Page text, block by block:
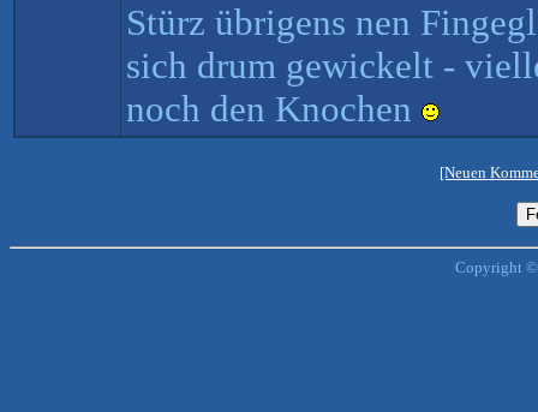
Stürz übrigens nen
sich drum gewickelt -
noch den Knochen
[Neuen
Copyright ©